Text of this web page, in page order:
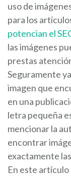
uso de
para los
potencian el
las imágenes
prestas
Seguramente
imagen que
en una
letra pequeña
mencionar la
encontrar
exactamente
En este